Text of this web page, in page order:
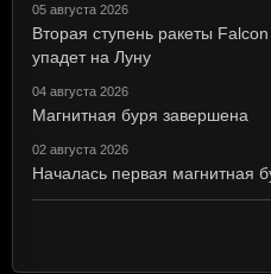
05 августа 2026
Вторая ступень ракеты
упадет на Луну
04 августа 2026
Магнитная буря завершена
02 августа 2026
Началась первая магнитная